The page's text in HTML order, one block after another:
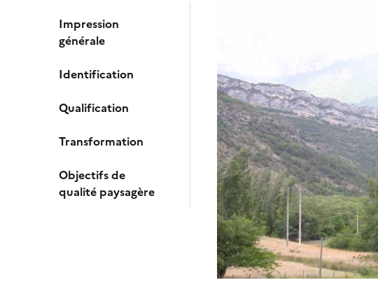
Impression
générale
Identification
Qualification
Transformation
Objectifs de
qualité paysagère